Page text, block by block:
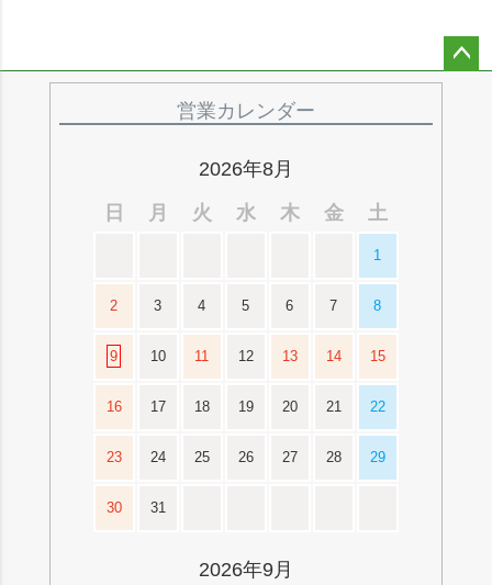
営業カレンダー
2026年8月
日
月 火 水 木 金 土
1
2 3 4 5 6 7 8
9 10 11 12 13 14 15
16 17 18 19 20 21 22
23 24 25 26 27 28 29
30 31
2026年9月